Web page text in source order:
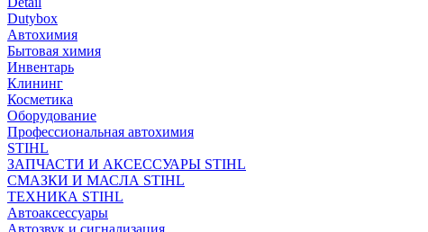
Dutybox
Автохимия
Бытовая химия
Инвентарь
Клининг
Косметика
Оборудование
Профессиональная автохимия
STIHL
ЗАПЧАСТИ И АКСЕССУАРЫ STIHL
СМАЗКИ И МАСЛА STIHL
ТЕХНИКА STIHL
Автоаксессуары
Автозвук и сигнализация